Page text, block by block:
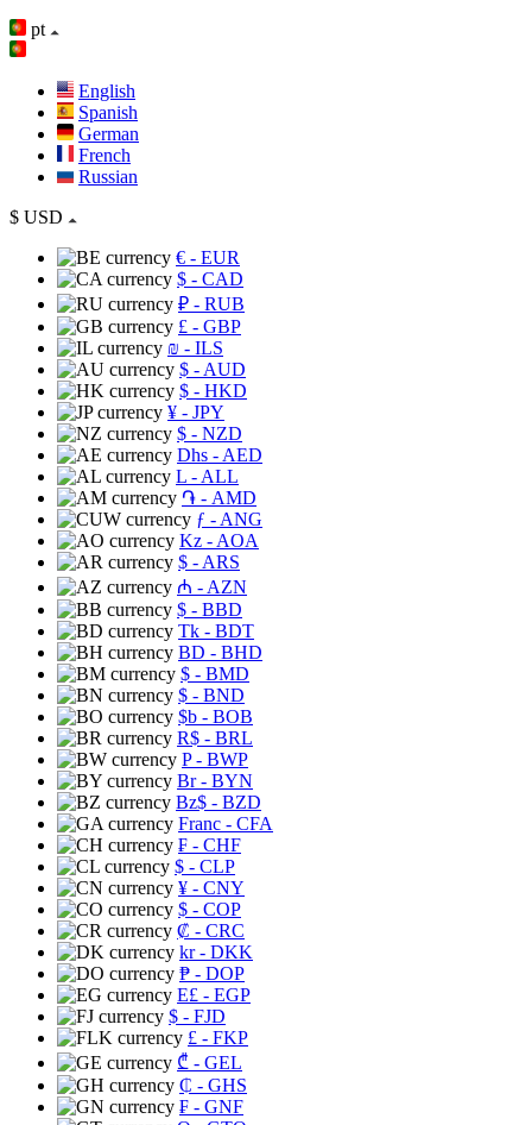
pt
English
Spanish
German
French
Russian
$ USD
€ - EUR
$ - CAD
₽ - RUB
£ - GBP
₪ - ILS
$ - AUD
$ - HKD
¥ - JPY
$ - NZD
Dhs - AED
L - ALL
֏ - AMD
ƒ - ANG
Kz - AOA
$ - ARS
₼ - AZN
$ - BBD
Tk - BDT
BD - BHD
$ - BMD
$ - BND
$b - BOB
R$ - BRL
P- BWP
Br- BYN
Bz$ - BZD
Franc - CFA
₣ - CHF
$ - CLP
¥ - CNY
$ - COP
₡ - CRC
kr- DKK
₱ - DOP
E£ - EGP
$ - FJD
£ - FKP
₾ - GEL
₵ - GHS
₣ - GNF